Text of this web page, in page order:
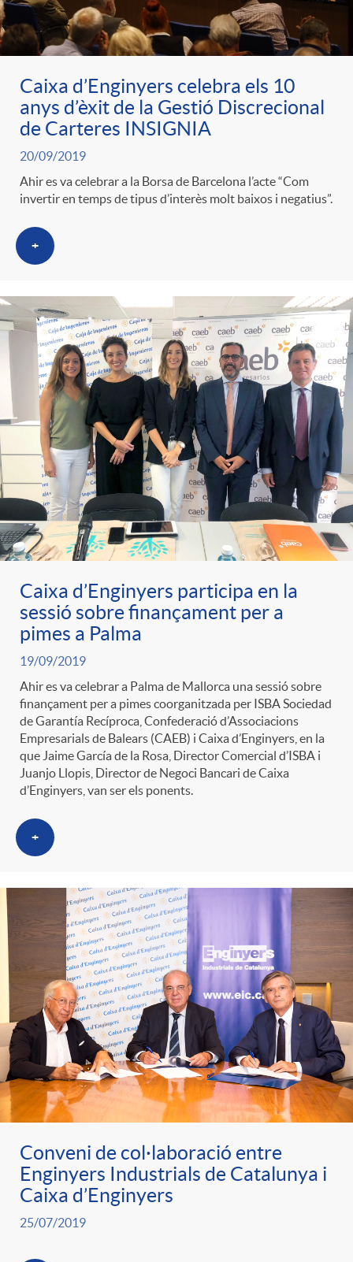
r
a
S
a
l
a
e
p
r
e
n
s
a
ó
p
e
r
c
a
t
g
o
r
e
s
t
e
n
i
d
o
A
c
l
a
F
i
l
t
r
o
C
a
t
e
g
o
r
i
l
i
c
a
d
r
e
c
o
n
t
i
n
g
u
t
s
Caixa d’Enginyers celebra els 10
anys d’èxit de la Gestió Discrecional
de Carteres INSIGNIA
20/09/2019
Ahir es va celebrar a la Borsa de Barcelona l’acte “Com
invertir en temps de tipus d’interès molt baixos i negatius”.
+
Caixa d’Enginyers participa en la
sessió sobre finançament per a
pimes a Palma
19/09/2019
Ahir es va celebrar a Palma de Mallorca una sessió sobre
finançament per a pimes coorganitzada per ISBA Sociedad
de Garantía Recíproca, Confederació d’Associacions
Empresarials de Balears (CAEB) i Caixa d’Enginyers, en la
que Jaime García de la Rosa, Director Comercial d’ISBA i
Juanjo Llopis, Director de Negoci Bancari de Caixa
d’Enginyers, van ser els ponents.
+
Conveni de col·laboració entre
Enginyers Industrials de Catalunya i
Caixa d’Enginyers
25/07/2019